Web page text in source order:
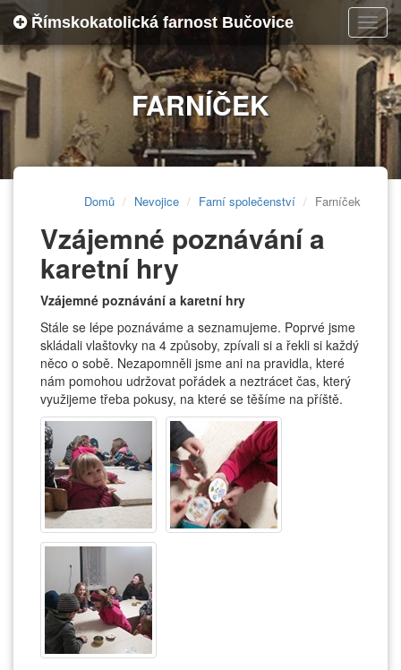
Římskokatolická farnost Bučovice
FARNÍČEK
Domů Nevojice Farní společenství Farníček
Vzájemné poznávání a
karetní hry
Vzájemné poznávání a karetní hry
Stále se lépe poznáváme a seznamujeme. Poprvé jsme
skládali vlaštovky na 4 způsoby, zpívali si a řekli si každý
něco o sobě. Nezapomněli jsme ani na pravidla, které
nám pomohou udržovat pořádek a neztrácet čas, který
využijeme třeba pokusy, na které se těšíme na příště.